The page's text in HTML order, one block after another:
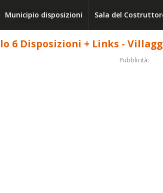
Municipio disposizioni Sala del
Disposizioni + Links -
Pubblicità: